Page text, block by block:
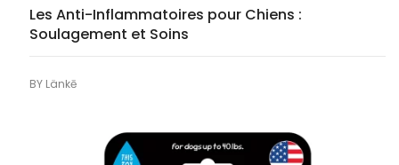
Les Anti-Inflammatoires pour Chiens :
Soulagement et Soins
BY Länkē